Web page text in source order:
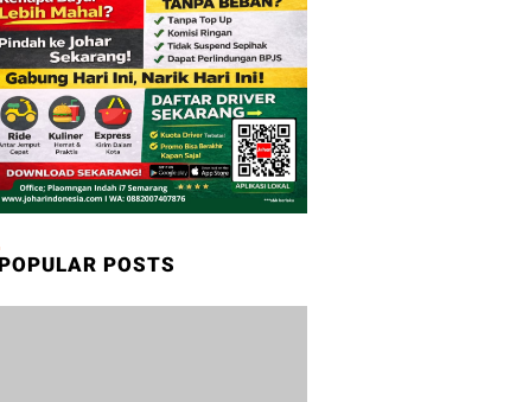
POPULAR POSTS